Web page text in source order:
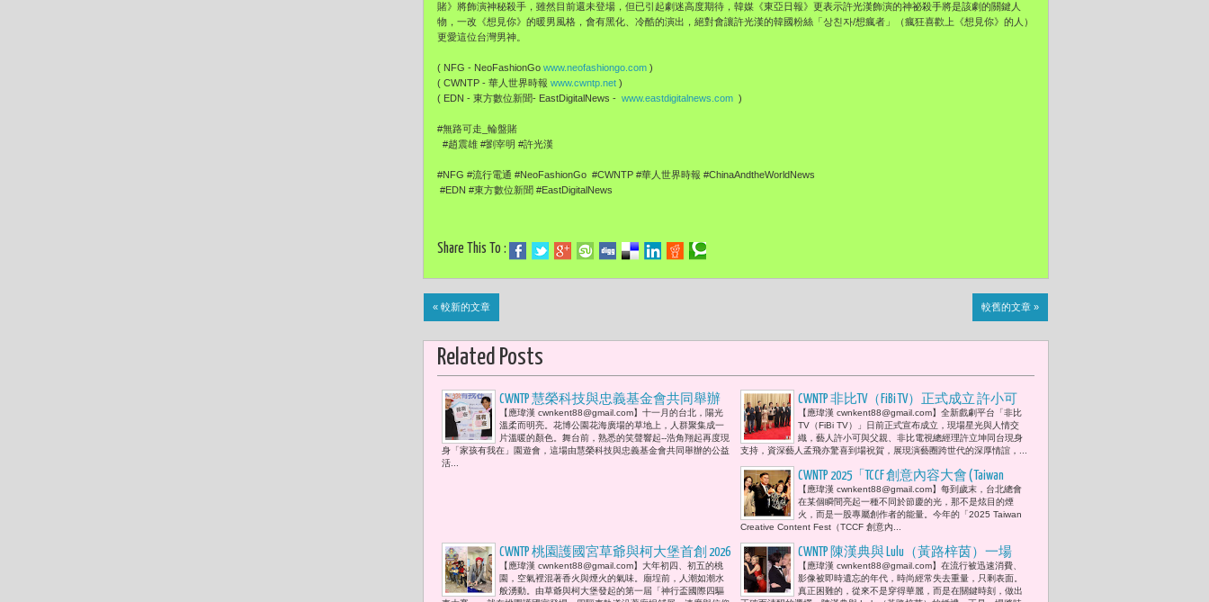
賭》 將飾演神秘殺手，雖然目前還未登場，但已引起劇迷高度期待， 韓媒《東亞日報》 更表示許光漢飾演的神祕殺手將是該劇的關鍵人
物，一改《想見你》 的暖男風格，會有黑化、冷酷的演出，絕對會讓許光漢的韓國粉絲「상친자/想瘋者」（瘋狂喜歡上《想見你》的人）
更愛這位台灣男神。
( NFG - NeoFashionGo www.neofashiongo.com )
( CWNTP - 華人世界時報 www.cwntp.net )
( EDN - 東方數位新聞- EastDigitalNews - www.eastdigitalnews.com )
#無路可走_輪盤賭
#趙震雄 #劉宰明 #許光漢
#NFG #流行電通 #NeoFashionGo #CWNTP #華人世界時報 #ChinaAndtheWorldNews
#EDN #東方數位新聞 #EastDigitalNews
Share This To :
« 較新的文章 較舊的文章 »
Related Posts
CWNTP 慧榮科技與忠義基金會共同舉辦
「家孩有我在」園遊會 浩角翔起呼籲發
起失依兒守護行動 展現愛的續航力
【應瑋漢 cwnkent88@gmail.com】十一月的台北，陽光
溫柔而明亮。花博公園花海廣場的草地上，人群聚集成一
片溫暖的顏色。舞台前，熟悉的笑聲響起--浩角翔起再度現
身「家孩有我在」園遊會，這場由慧榮科技與忠義基金會共同舉辦的公益
活...
CWNTP 非比TV（FiBi TV）正式成立 許小可
與許立坤父女同台力挺 孟飛驚喜現身
娛樂圈友情相挺共築善的戲劇平台
【應瑋漢 cwnkent88@gmail.com】全新戲劇平台「非比
TV（FiBi TV）」日前正式宣布成立，現場星光與人情交
織，藝人許小可與父親、非比電視總經理許立坤同台現身
支持，資深藝人孟飛亦驚喜到場祝賀，展現演藝圈跨世代的深厚情誼，...
CWNTP 2025「TCCF 創意內容大會 ( Taiwan
Creative Content Fest ）」林志玲與張鈞甯
擔任頒獎嘉賓 盛況空前 「女性視角，
成為未來創意新勢力，讓影像成為一種
最溫柔的力量。 」
【應瑋漢 cwnkent88@gmail.com】每到歲末，台北總會
在某個瞬間亮起一種不同於節慶的光，那不是炫目的煙
火，而是一股專屬創作者的能量。今年的「2025 Taiwan
Creative Content Fest（TCCF 創意內...
CWNTP 桃園護國宮草爺與柯大堡首創 2026
第一屆「神行盃國際四驅車大賽」讓宮
廟文化與四驅車競技並肩而行 郭鬼鬼、
【應瑋漢 cwnkent88@gmail.com】大年初四、初五的桃
園，空氣裡混著香火與煙火的氣味。廟埕前，人潮如潮水
般湧動。由草爺與柯大堡發起的第一屆「神行盃國際四驅
CWNTP 陳漢典與 Lulu（黃路梓茵）一場
「只羨鴛鴦不羨仙」的婚禮 Demetrios
bridal room 、The House Tailors及SHIATZY CHEN 夏
【應瑋漢 cwnkent88@gmail.com】在流行被迅速消費、
影像被即時遺忘的年代，時尚經常失去重量，只剩表面。
真正困難的，從來不是穿得華麗，而是在關鍵時刻，做出